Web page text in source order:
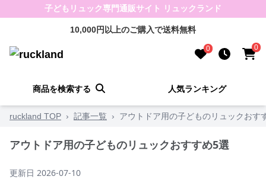
子どもリュック専門通販サイト リュックランド
10,000円以上のご購入で送料無料
0 0
商品を検索する 人気ランキング
ruckland TOP › 記事一覧 › アウトドア用の子どものリュックおす
アウトドア用の子どものリュックおすすめ5選
更新日 2026-07-10